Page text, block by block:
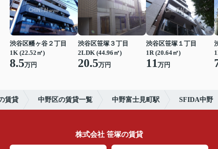
渋谷区幡ヶ谷２丁目
1K (22.52㎡)
8.5万円
渋谷区笹塚３丁目
2LDK (44.96㎡)
20.5万円
渋谷区笹塚１丁目
1R (20.64㎡)
11万円
賃貸 中野区の賃貸一覧 中野富士見町駅 SFIDA中野
株式会社 笹塚の賃貸